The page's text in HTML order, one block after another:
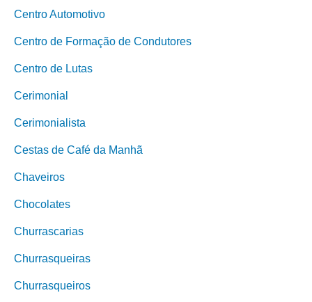
Centro Automotivo
Centro de Formação de Condutores
Centro de Lutas
Cerimonial
Cerimonialista
Cestas de Café da Manhã
Chaveiros
Chocolates
Churrascarias
Churrasqueiras
Churrasqueiros